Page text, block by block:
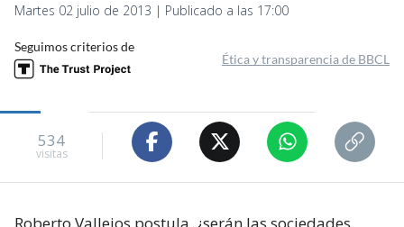
Martes 02 julio de 2013 | Publicado a las 17:00
Seguimos criterios de
Ética y transparencia de BBCL
534
visitas
Roberto Vallejos postula, ¿serán las sociedades